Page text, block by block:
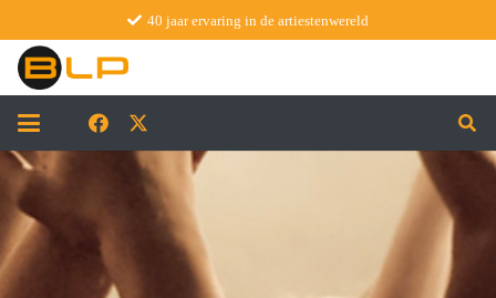
40 jaar ervaring in de artiestenwereld